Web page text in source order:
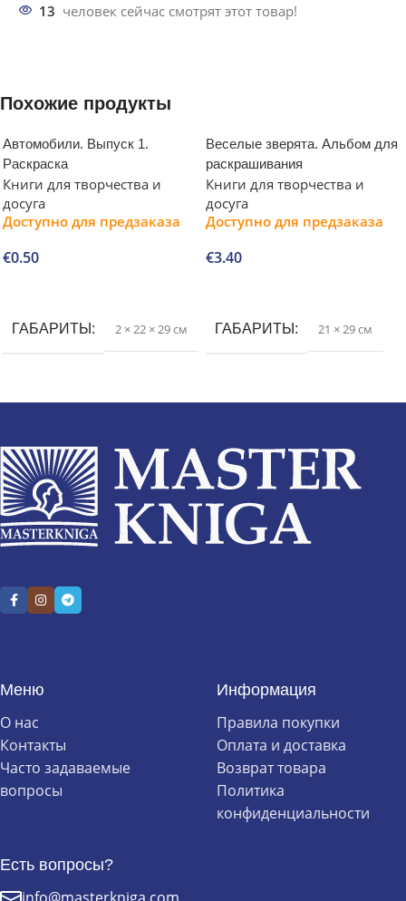
13 человек сейчас смотрят этот товар!
Похожие продукты
Автомобили. Выпуск 1.
Раскраска
Книги для творчества и
досуга
Доступно для предзаказа
€0.50
ГАБАРИТЫ 2 × 22 × 29 см
Веселые зверята. Альбом для
раскрашивания
Книги для творчества и
досуга
Доступно для предзаказа
€3.40
ГАБАРИТЫ 21 × 29 см
Меню
О нас
Контакты
Часто задаваемые
вопросы
Информация
Правила покупки
Оплата и доставка
Возврат товара
Политика
конфиденциальности
Есть вопросы?